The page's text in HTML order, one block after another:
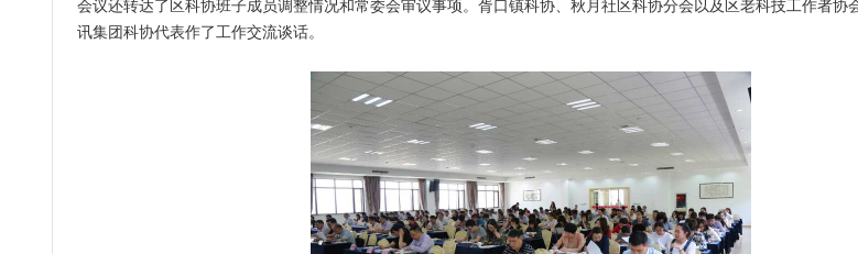
会议还转达了区科协班子成员调整情况和常委会审议事项。胥口镇科协、秋月社区科协分会以及区老科技工作者协
讯集团科协代表作了工作交流谈话。